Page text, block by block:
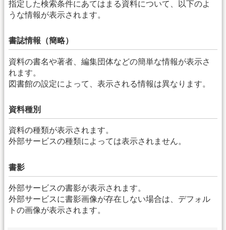
指定した検索条件にあてはまる資料について、以下のよ
うな情報が表示されます。
書誌情報（簡略）
資料の書名や著者、編集団体などの簡単な情報が表示さ
れます。
図書館の設定によって、表示される情報は異なります。
資料種別
資料の種類が表示されます。
外部サービスの種類によっては表示されません。
書影
外部サービスの書影が表示されます。
外部サービスに書影画像が存在しない場合は、デフォル
トの画像が表示されます。